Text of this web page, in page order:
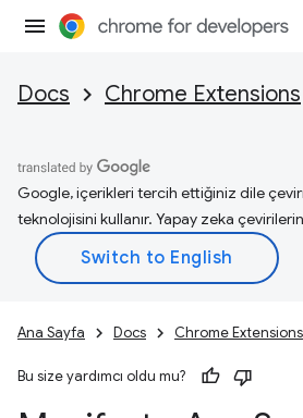
Docs Chrome Extensions
Google, içerikleri tercih ettiğiniz dile
teknolojisini kullanır. Yapay zeka
Ana Sayfa Docs Chrome Extensions
Bu size yardımcı oldu mu?